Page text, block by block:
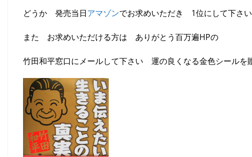
どうか 発売当日アマゾンでお求めいただき 1位にして下さい
また お求めいただける方は ありがとう百万遍HPの
竹田和平窓口にメールして下さい 運の良くなる金色シールを